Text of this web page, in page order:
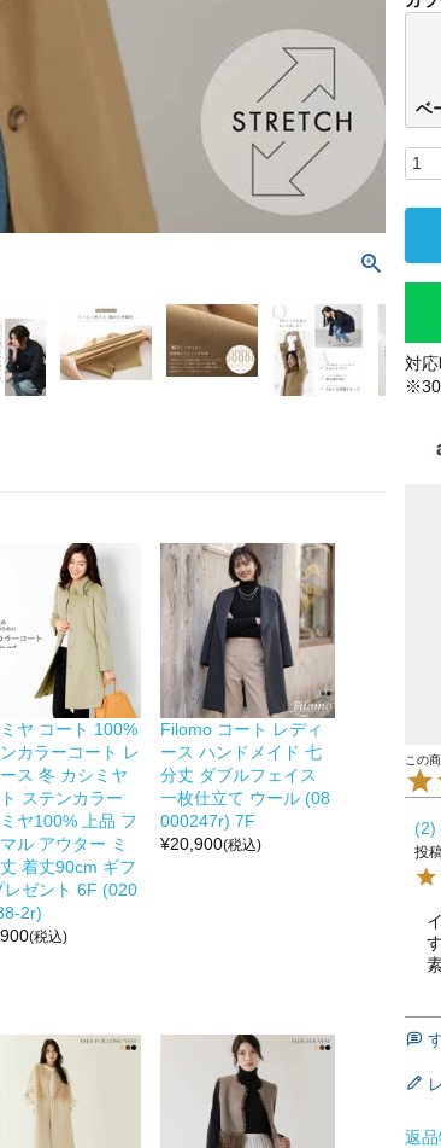
ヤ コート 100%
カラーコート レ
ス 冬 カシミヤ
ステンカラー
ヤ100% 上品 フ
ル アウター ミ
丈 着丈90cm ギフ
レゼント 6F (020
2r)
(税込)
Filomo コート レディ
ース ハンドメイド 七
分丈 ダブルフェイス
一枚仕立て ウール (08
000247r) 7F
¥20,900(税込)
ベ
対
※30
2
投
返